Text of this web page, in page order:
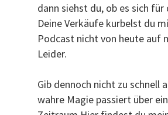
dann siehst du, ob es sich für
Deine Verkäufe kurbelst du
Podcast nicht von heute auf
Leider.
Gib dennoch nicht zu schnell
wahre Magie passiert über